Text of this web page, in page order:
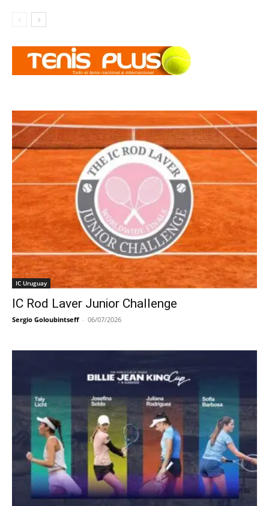
IC Uruguay
IC Rod Laver Junior Challenge
Sergio Goloubintseff - 06/07/2026